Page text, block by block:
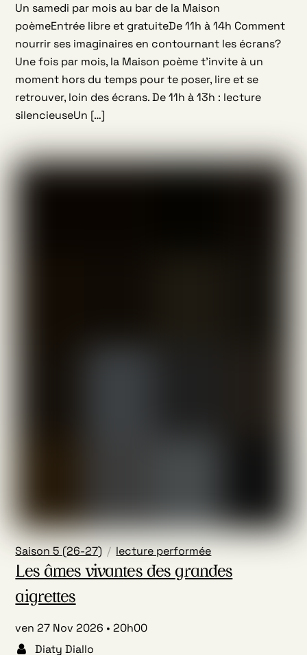
Un samedi par mois au bar de la Maison
poèmeEntrée libre et gratuiteDe 11h à 14h Comment
nourrir ses imaginaires en contournant les écrans?
Une fois par mois, la Maison poème t’invite à un
moment hors du temps pour te poser, lire et se
retrouver, loin des écrans. De 11h à 13h : lecture
silencieuseUn […]
Saison 5 (26-27) lecture performée
Les âmes vivantes des grandes
aigrettes
ven 27 Nov 2026
20h00
Diaty Diallo